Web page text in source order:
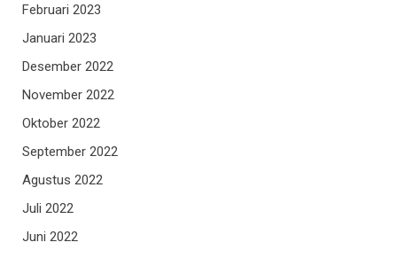
Februari 2023
Januari 2023
Desember 2022
November 2022
Oktober 2022
September 2022
Agustus 2022
Juli 2022
Juni 2022